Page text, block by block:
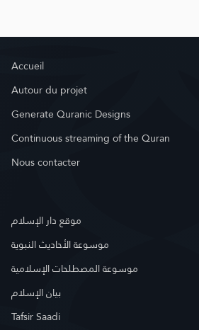
Accueil
Autour du projet
Generate Quranic Designs
Continuous streaming of the Quran
Nous contacter
موقع دار الإسلام
موسوعة الأحاديث النبوية
موسوعة المصطلحات الإسلامية
بيان الإسلام
Tafsir Saadi